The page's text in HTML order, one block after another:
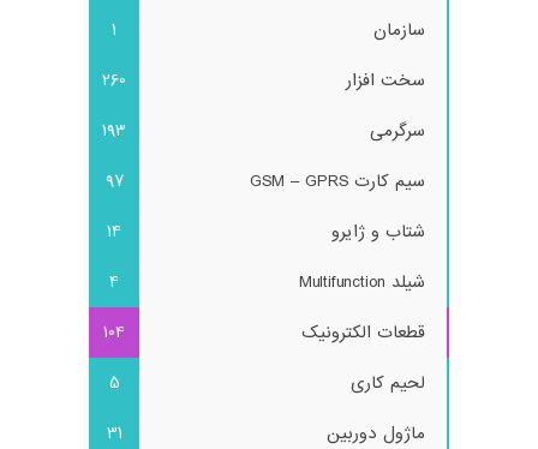
سازمان
1
سخت افزار
260
سرگرمی
193
سیم کارت GSM – GPRS
97
شتاب و ژایرو
14
شیلد Multifunction
4
قطعات الکترونیک
104
لحیم کاری
5
ماژول دوربین
31